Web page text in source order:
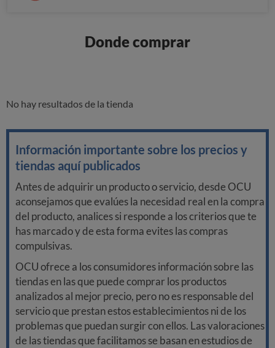
Donde comprar
No hay resultados de la tienda
Información importante sobre los precios y
tiendas aquí publicados
Antes de adquirir un producto o servicio, desde OCU
aconsejamos que evalúes la necesidad real en la compra
del producto, analices si responde a los criterios que te
has marcado y de esta forma evites las compras
compulsivas.
OCU ofrece a los consumidores información sobre las
tiendas en las que puede comprar los productos
analizados al mejor precio, pero no es responsable del
servicio que prestan estos establecimientos ni de los
problemas que puedan surgir con ellos. Las valoraciones
de las tiendas que facilitamos se basan en estudios de